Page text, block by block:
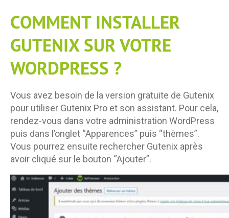
COMMENT INSTALLER
GUTENIX SUR VOTRE
WORDPRESS ?
Vous avez besoin de la version gratuite de Gutenix
pour utiliser Gutenix Pro et son assistant. Pour cela,
rendez-vous dans votre administration WordPress
puis dans l’onglet “Apparences” puis “thèmes”.
Vous pourrez ensuite rechercher Gutenix après
avoir cliqué sur le bouton “Ajouter”.